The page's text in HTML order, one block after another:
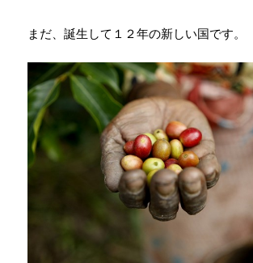
まだ、誕生して１２年の新しい国です。